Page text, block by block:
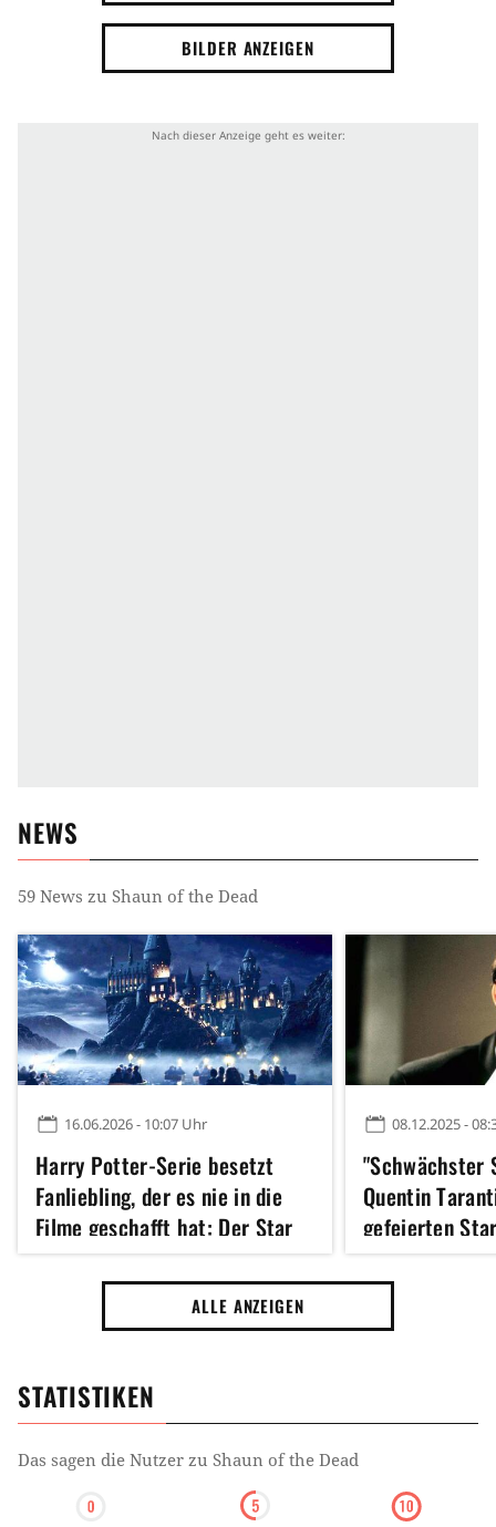
Auto Eifersucht Ex-Freundin
Beste Freunde Affe Gewehr Bier
BILDER ANZEIGEN
NEWS
59 News zu Shaun of the Dead
16.06.2026 - 10:07 Uhr
Harry Potter-Serie besetzt
Fanliebling, der es nie in die
Filme geschafft hat: Der Star
war schon in John Wick und
dem MCU zu sehen
08.12.2025 -
"Schwächster
Quentin
gefeierten
weil er ein
zerstört hat
ALLE ANZEIGEN
STATISTIKEN
Das sagen die Nutzer zu Shaun of the Dead